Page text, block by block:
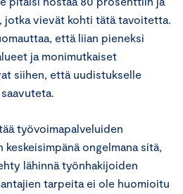
jotka vievät kohti tätä tavoitetta.
että liian pieneksi
ja monimutkaiset
siihen, että uudistukselle
työvoimapalveluiden
ongelmana sitä,
lähinnä työnhakijoiden
tarpeita ei ole huomioitu